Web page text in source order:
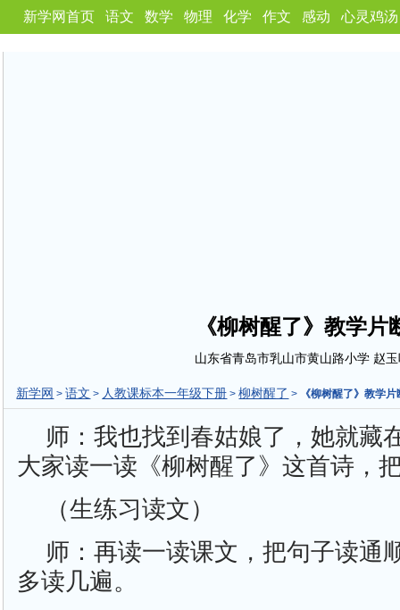
新学网首页 语文 数学 物理 化学 作文 感动 心灵鸡汤
《柳树醒了》教学片
山东省青岛市乳山市黄山路小学 赵
新学网 >语文 > 人教课标本一年级下册 >柳树醒了 > 《柳树醒了》教学片
师：我也找到春姑娘了，她就藏
大家读一读《柳树醒了》这首诗，
（生练习读文）
师：再读一读课文，把句子读通
多读几遍。